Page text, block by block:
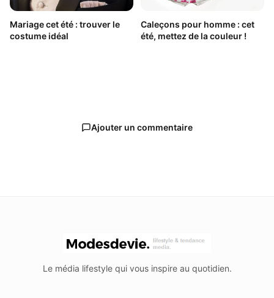
Mariage cet été : trouver le
costume idéal
Caleçons pour homme : cet
été, mettez de la couleur !
Ajouter un commentaire
Le média lifestyle qui vous inspire au quotidien.